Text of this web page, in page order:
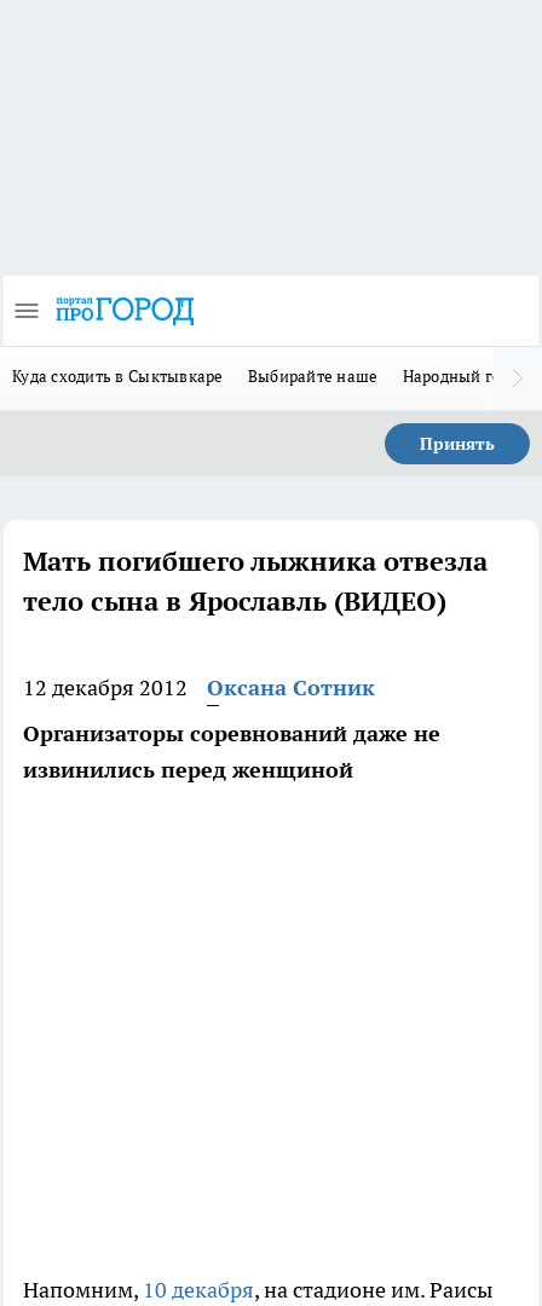
Куда сходить в Сыктывкаре Выбирайте наше Народный герой-
Принять
Мать погибшего лыжника отвезла
тело сына в Ярославль (ВИДЕО)
12 декабря 2012
Оксана Сотник
Организаторы соревнований даже не
извинились перед женщиной
Напомним, 10 декабря, на стадионе им. Раисы